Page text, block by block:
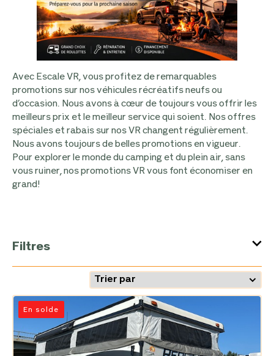
Avec Escale VR, vous profitez de remarquables
promotions sur nos véhicules récréatifs neufs ou
d’occasion. Nous avons à cœur de toujours vous offrir les
meilleurs prix et le meilleur service qui soient. Nos offres
spéciales et rabais sur nos VR changent régulièrement.
Nous avons toujours de belles promotions en vigueur.
Pour explorer le monde du camping et du plein air, sans
vous ruiner, nos promotions VR vous font économiser en
grand!
Filtres
En solde